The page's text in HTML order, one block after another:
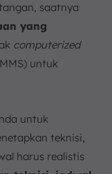
saatnya
yang
computerized
untuk
untuk
teknisi,
harus realistis